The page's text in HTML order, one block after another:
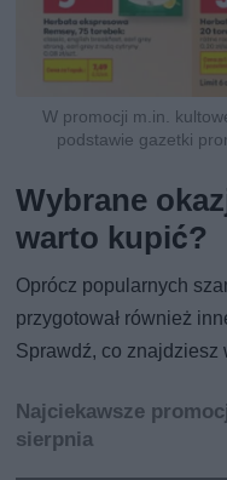
W promocji m.in.
podstawie gazetki
Wybrane
warto kupić?
Oprócz popularnych
przygotował również
Sprawdź, co znajdziesz
Najciekawsze
sierpnia